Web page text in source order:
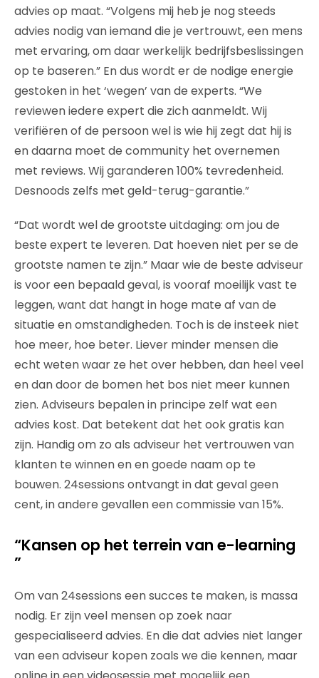
advies op maat. “Volgens mij heb je nog steeds
advies nodig van iemand die je vertrouwt, een mens
met ervaring, om daar werkelijk bedrijfsbeslissingen
op te baseren.” En dus wordt er de nodige energie
gestoken in het ‘wegen’ van de experts. “We
reviewen iedere expert die zich aanmeldt. Wij
verifiëren of de persoon wel is wie hij zegt dat hij is
en daarna moet de community het overnemen
met reviews. Wij garanderen 100% tevredenheid.
Desnoods zelfs met geld-terug-garantie.”
“Dat wordt wel de grootste uitdaging: om jou de
beste expert te leveren. Dat hoeven niet per se de
grootste namen te zijn.” Maar wie de beste adviseur
is voor een bepaald geval, is vooraf moeilijk vast te
leggen, want dat hangt in hoge mate af van de
situatie en omstandigheden. Toch is de insteek niet
hoe meer, hoe beter. Liever minder mensen die
echt weten waar ze het over hebben, dan heel veel
en dan door de bomen het bos niet meer kunnen
zien. Adviseurs bepalen in principe zelf wat een
advies kost. Dat betekent dat het ook gratis kan
zijn. Handig om zo als adviseur het vertrouwen van
klanten te winnen en en goede naam op te
bouwen. 24sessions ontvangt in dat geval geen
cent, in andere gevallen een commissie van 15%.
“Kansen op het terrein van e-learning
”
Om van 24sessions een succes te maken, is massa
nodig. Er zijn veel mensen op zoek naar
gespecialiseerd advies. En die dat advies niet langer
van een adviseur kopen zoals we die kennen, maar